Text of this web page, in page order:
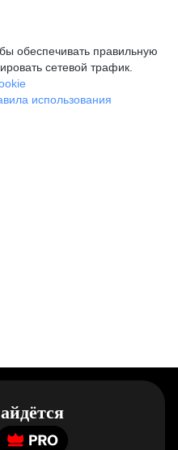
обеспечивать правильную
сетевой трафик.
использования